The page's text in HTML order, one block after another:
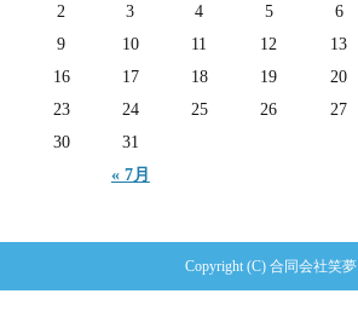
« 7月
2
3 4 5 6
9
10 11 12 13
16
17 18 19 20
23
24 25 26 27
30
31
Copyright (C) 合同会社笑夢